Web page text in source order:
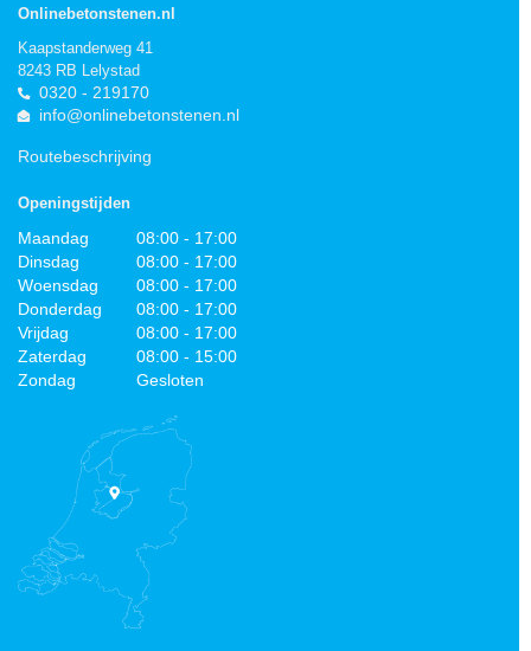
Onlinebetonstenen.nl
Kaapstanderweg 41
8243 RB Lelystad
0320 - 219170
info@onlinebetonstenen.nl
Routebeschrijving
Openingstijden
Maandag
08:00 - 17:00
Dinsdag
08:00 - 17:00
Woensdag
08:00 - 17:00
Donderdag
08:00 - 17:00
Vrijdag
08:00 - 17:00
Zaterdag
08:00 - 15:00
Zondag
Gesloten